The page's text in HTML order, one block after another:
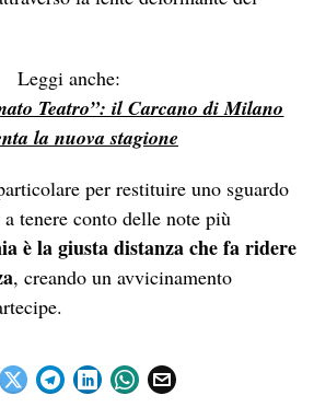
Leggi anche:
Teatro”: il Carcano di Milano
la nuova stagione
per restituire uno sguardo
a tenere conto delle note più
è la giusta distanza che fa ridere
, creando un avvicinamento